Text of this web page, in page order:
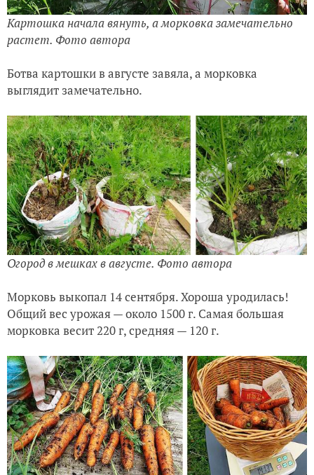
Картошка начала вянуть, а морковка замечательно
растет. Фото автора
Ботва картошки в августе завяла, а морковка
выглядит замечательно.
Огород в мешках в августе. Фото автора
Морковь выкопал 14 сентября. Хороша уродилась!
Общий вес урожая — около 1500 г. Самая большая
морковка весит 220 г, средняя — 120 г.